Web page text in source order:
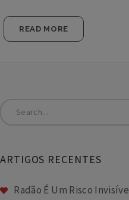
READ MORE
ARTIGOS RECENTES
Radão É Um Risco